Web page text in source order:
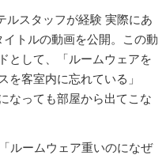
スタッフが経験 実際にあ
トルの動画を公開。この動
として、「ルームウェアを
を客室内に忘れている」
なっても部屋から出てこな
ルームウェア重いのになぜ